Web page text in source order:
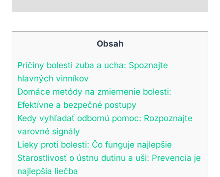
Obsah
Príčiny bolesti zuba a ucha: Spoznajte
hlavných vinníkov
Domáce metódy na zmiernenie bolesti:
Efektívne a bezpečné postupy
Kedy vyhľadať odbornú pomoc: Rozpoznajte
varovné signály
Lieky proti bolesti: Čo funguje najlepšie
Starostlivosť o ústnu dutinu a uši: Prevencia je
najlepšia liečba